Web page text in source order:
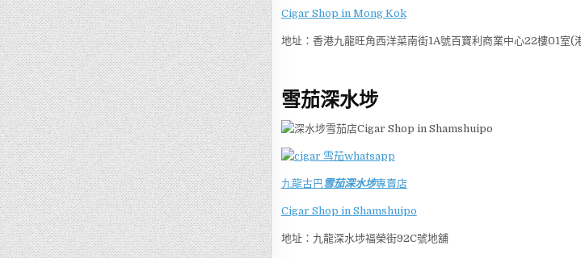
Cigar Shop in Mong Kok
地址：香港九龍旺角西洋菜南街1A號百寶利商業中心22樓01室
雪茄深水埗
九龍古巴雪茄深水埗專賣店
Cigar Shop in Shamshuipo
地址：九龍深水埗福榮街92C號地舖